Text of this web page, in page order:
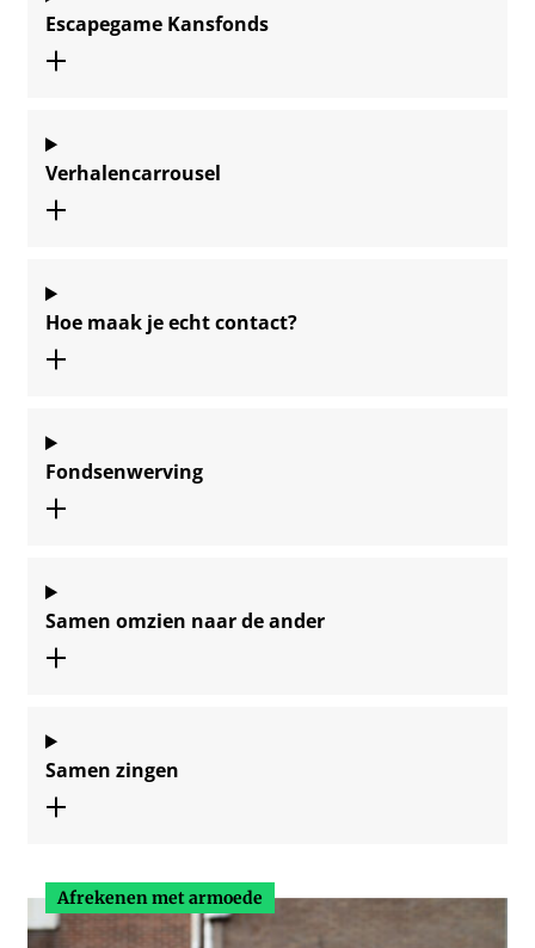
Escapegame Kansfonds
Verhalencarrousel
Hoe maak je echt contact?
Fondsenwerving
Samen omzien naar de ander
Samen zingen
Afrekenen met armoede